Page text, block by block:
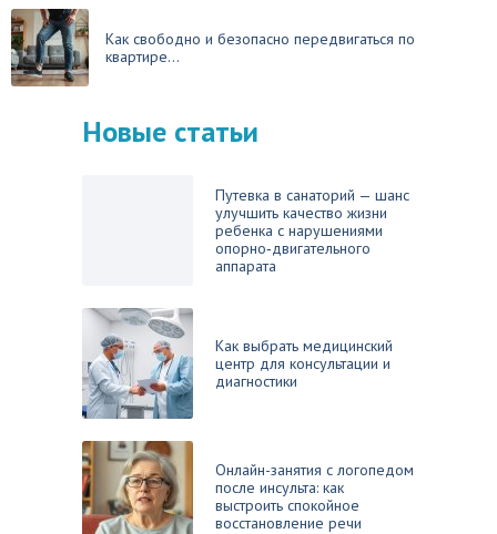
Как свободно и безопасно передвигаться по
квартире...
Новые статьи
Путевка в санаторий — шанс
улучшить качество жизни
ребенка с нарушениями
опорно‑двигательного
аппарата
Как выбрать медицинский
центр для консультации и
диагностики
Онлайн-занятия с логопедом
после инсульта: как
выстроить спокойное
восстановление речи